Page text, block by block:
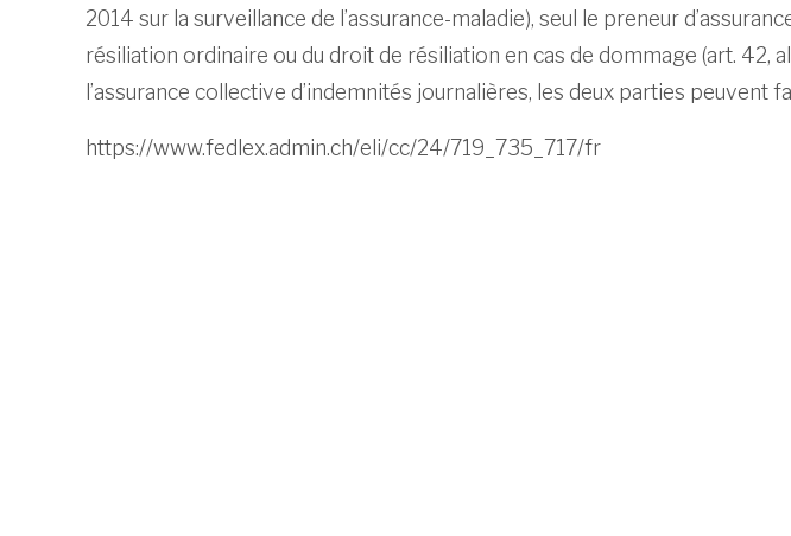
2014 sur la surveillance de l’assurance-maladie), seul le preneur
résiliation ordinaire ou du droit de résiliation en cas de dommage (art. 42,
l’assurance collective d’indemnités journalières, les deux parties peuvent
https://www.fedlex.admin.ch/eli/cc/24/719_735_717/fr